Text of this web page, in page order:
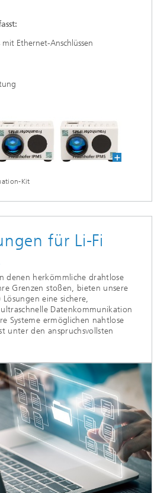
mit Ethernet-Anschlüssen
Kit
für Li-Fi
denen herkömmliche drahtlose
Grenzen stoßen, bieten unsere
Lösungen eine sichere,
Datenkommunikation
Systeme ermöglichen nahtlose
unter den anspruchsvollsten